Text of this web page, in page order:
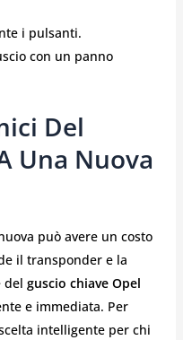
i pulsanti.
con un panno
Del
Una Nuova
può avere un costo
il transponder e la
del guscio chiave Opel
e immediata. Per
intelligente per chi